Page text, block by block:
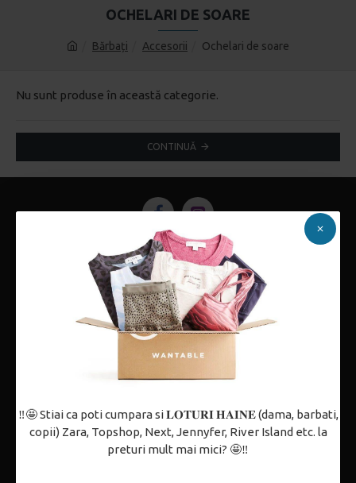
‼️🤩 Stiai ca poti cumpara si 𝐋𝐎𝐓𝐔𝐑𝐈 𝐇𝐀𝐈𝐍𝐄 (dama, barbati,
copii) Zara, Topshop, Next, Jennyfer, River Island etc. la
preturi mult mai mici? 🤩‼️
Bărbați Accesorii Ochelari de soare
OCHELARI DE SOARE
Nu sunt produse în această categorie.
CONTINUĂ
Politica de confidențialitate
Termeni și condiții
Politica de utilizare Cookie-uri
Partenerii noștri
ANPC